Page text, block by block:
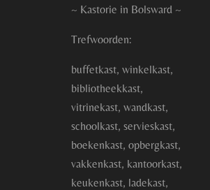
~ Kastorie in Bolsward ~
Trefwoorden:
buffetkast, winkelkast,
bibliotheekkast,
vitrinekast, wandkast,
schoolkast, servieskast,
boekenkast, opbergkast,
vakkenkast, kantoorkast,
keukenkast, ladekast,